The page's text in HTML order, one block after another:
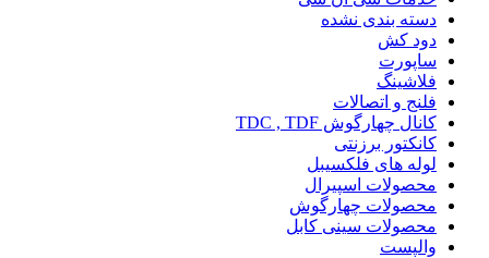
دسته بندی نشده
دود کش
ساپورت
فلاشینگ
فلنج و اتصالات
کانال چهارگوش TDC , TDF
کانکتور برزنتی
لوله های فلکسیبل
محصولات اسپیرال
محصولات چهارگوش
محصولات سینی کابل
والپست